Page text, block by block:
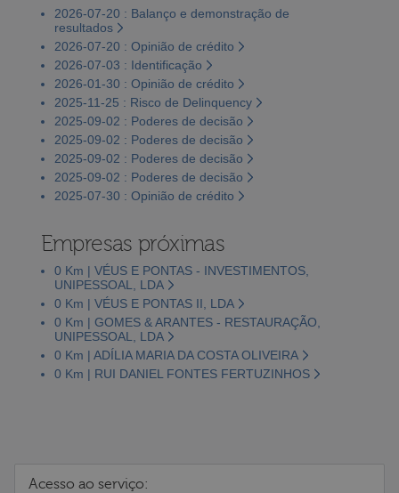
2026-07-20 : Balanço e demonstração de
resultados
2026-07-20 : Opinião de crédito
2026-07-03 : Identificação
2026-01-30 : Opinião de crédito
2025-11-25 : Risco de Delinquency
2025-09-02 : Poderes de decisão
2025-09-02 : Poderes de decisão
2025-09-02 : Poderes de decisão
2025-09-02 : Poderes de decisão
2025-07-30 : Opinião de crédito
Empresas próximas
0 Km | VÉUS E PONTAS - INVESTIMENTOS,
UNIPESSOAL, LDA
0 Km | VÉUS E PONTAS II, LDA
0 Km | GOMES & ARANTES - RESTAURAÇÃO,
UNIPESSOAL, LDA
0 Km | ADÍLIA MARIA DA COSTA OLIVEIRA
0 Km | RUI DANIEL FONTES FERTUZINHOS
Acesso ao serviço: